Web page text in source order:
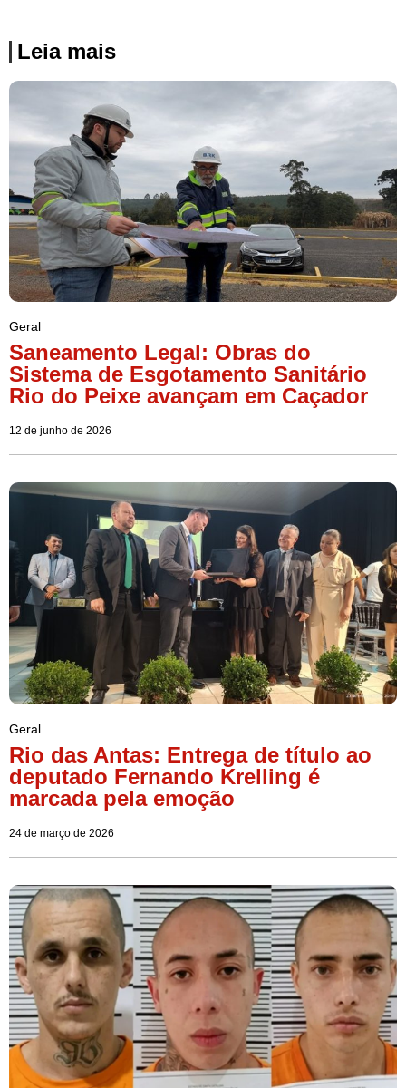
Leia mais
Geral
Saneamento Legal: Obras do
Sistema de Esgotamento Sanitário
Rio do Peixe avançam em Caçador
12 de junho de 2026
Geral
Rio das Antas: Entrega de título ao
deputado Fernando Krelling é
marcada pela emoção
24 de março de 2026